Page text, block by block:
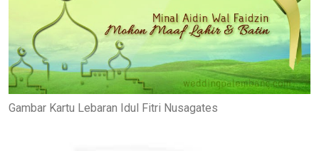
Gambar Kartu Lebaran Idul Fitri Nusagates